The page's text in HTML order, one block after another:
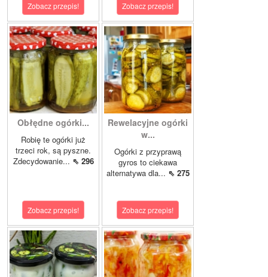
Zobacz przepis! Zobacz przepis!
Obłędne ogórki...
Robię te ogórki już
trzeci rok, są pyszne.
Zdecydowanie... ⇖ 296
Zobacz przepis!
Rewelacyjne ogórki
w...
Ogórki z przyprawą
gyros to ciekawa
alternatywa dla... ⇖ 275
Zobacz przepis!